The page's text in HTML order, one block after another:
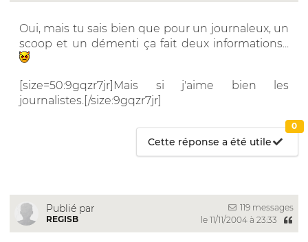
Oui, mais tu sais bien que pour un journaleux, un
scoop et un démenti ça fait deux informations...
[size=50:9gqzr7jr]Mais si j'aime bien les
journalistes.[/size:9gqzr7jr]
Cette réponse a été utile
0
Publié par
REGISB
119 messages
le 11/11/2004 à 23:33